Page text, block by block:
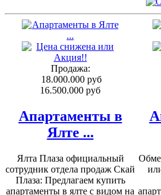
Продажа:
18.000.000 руб
16.500.000 руб
Апартаменты в
Ялте ...
Ялта Плаза официальный
сотрудник отдела продаж Скай
Плаза: Предлагаем купить
апартаменты в ялте с видом на